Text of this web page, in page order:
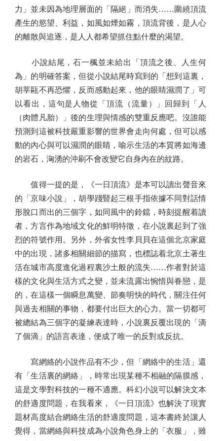
力」並未因為地理層面的「隔絕」而消失……圍繞頂流
產生的慾望、利益，如風如煙如霧，頂流背後，是人心
的離散與追逐，是人人都希望抓住點什麼的渴望。
小說結尾，石一楓並未給出「頂流之後、人生何
為」的明確答案，但從小說結尾時寫到的「想到這裏，
胡莘甌不再恐懼，反而感動起來，他的眼睛濕潤了」可
以看出，這句是人物從「頂流（流量）」回歸到「人
（肉體凡胎）」後的生理與情感的雙重反應吧。沒誰能
預測到這被科技嚴重影響的世界會走向何處，但可以感
動的內心與可以濕潤的眼睛，喻示生活的本質將如海邊
的岩石，洶湧的沖刷不會改變它自身內在的紋路。
值得一提的是，《一日頂流》是本可以讀出聲音來
的「京味小說」，胡學踐豎起三根手指依據不同對話情
形脫口而出的三個字，如同風中的鈴鐺，時刻提醒着讀
者，方言作為地域文化的鮮明特徵，在小說裏起到了強
烈的符號作用。另外，外省女性李貝貝在這個北京家庭
中的出現，諸多相關細節的描寫，也標誌着北京土著生
活在城市高度進化過程裏沙土般的流失……作者對於這
樣的文化與生活方式之變，並未流露出惋惜與眷戀，是
的，在這樣一個瞬息萬變、節奏明快的時代，關注任何
與過去相關的事物，都要付出巨大的心力。當一切都可
被總結為三個字的凝練表達時，小說裏反覆出現的「滴
了個滴」的語言表達，便成了唯一的反對或反抗。
寫網絡的小說作品有不少，但「網絡中的生活」還
有「生活裏的網絡」，時常出現某種不相融的隔膜感，
這是文學對科技的一種不適應。科幻小說可以解決文本
的舒適度問題，在我看來，《一日頂流》也解決了現實
題材高度結合網絡生活的舒適度問題，這本書終於讓人
覺得，當網絡與科技成為小說角色身上的「衣服」，雖